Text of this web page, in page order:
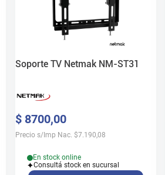
Soporte TV Netmak NM-ST31
$ 8700,00
Precio s/Imp Nac. $7.190,08
En stock online
Consultá stock en sucursal